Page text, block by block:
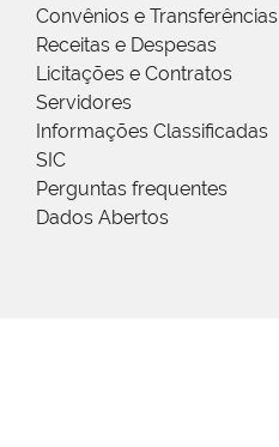
Convênios e Transferências
Receitas e Despesas
Licitações e Contratos
Servidores
Informações Classificadas
SIC
Perguntas frequentes
Dados Abertos